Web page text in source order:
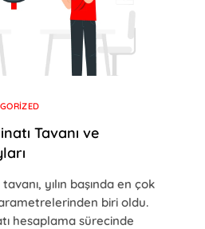
Tavanı ve
yılın başında en çok
biri oldu.
hesaplama sürecinde